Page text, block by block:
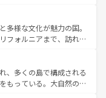
スならではのユニークな
でなく町歩きも満喫する
ため物価も高いが、旅行
できる。 なお、新
を参照してほしい。
多様な文化が魅力の国。
フォルニアまで、訪れる
ッピング、エンターテイ
ットだ。一方、アメリカ
ドキャニオンやイエロー
、多くの島で構成される
もっている。大自然の神